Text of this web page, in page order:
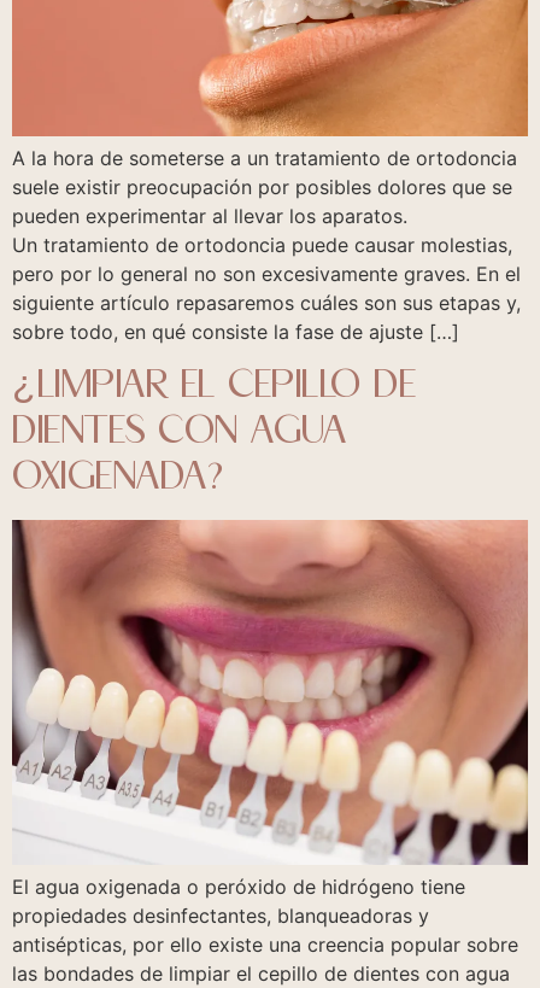
A la hora de someterse a un tratamiento de ortodoncia
suele existir preocupación por posibles dolores que se
pueden experimentar al llevar los aparatos.
Un tratamiento de ortodoncia puede causar molestias,
pero por lo general no son excesivamente graves. En el
siguiente artículo repasaremos cuáles son sus etapas y,
sobre todo, en qué consiste la fase de ajuste […]
¿LIMPIAR EL CEPILLO DE
DIENTES CON AGUA
OXIGENADA?
El agua oxigenada o peróxido de hidrógeno tiene
propiedades desinfectantes, blanqueadoras y
antisépticas, por ello existe una creencia popular sobre
las bondades de limpiar el cepillo de dientes con agua